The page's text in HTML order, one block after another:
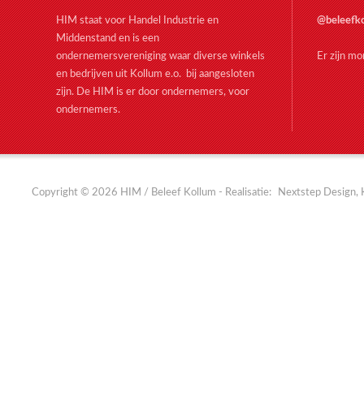
HIM staat voor Handel Industrie en
Middenstand en is een
ondernemersvereniging waar diverse winkels
en bedrijven uit Kollum e.o. bij aangesloten
zijn. De HIM is er door ondernemers, voor
ondernemers.
Er zijn
Copyright © 2026 HIM / Beleef Kollum - Realisatie: Nextstep Design,